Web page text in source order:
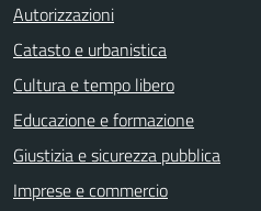
Autorizzazioni
Catasto e urbanistica
Cultura e tempo libero
Educazione e formazione
Giustizia e sicurezza pubblica
Imprese e commercio